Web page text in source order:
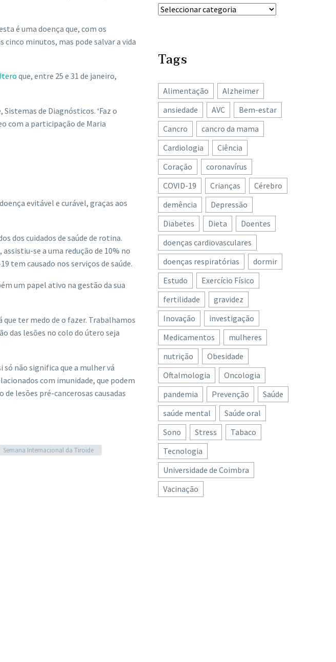
é uma doença que, com os
cinco minutos, mas pode salvar a vida
que, entre 25 e 31 de janeiro,
de Diagnósticos. ‘Faz o
com a participação de Maria
evitável e curável, graças aos
dos cuidados de saúde de rotina.
se a uma redução de 10% no
tem causado nos serviços de saúde.
um papel ativo na gestão da sua
que ter medo de o fazer. Trabalhamos
das lesões no colo do útero seja
só não significa que a mulher vá
com imunidade, que podem
lesões pré-cancerosas causadas
Semana Internacional da Tiroide
Tags
Alimentação
Alzheimer
ansiedade
AVC
Bem-estar
Cancro
cancro da mama
Cardiologia
Ciência
Coração
coronavírus
COVID-19
Crianças
Cérebro
demência
Depressão
Diabetes
Dieta
Doentes
doenças cardiovasculares
doenças respiratórias
dormir
Estudo
Exercício Físico
fertilidade
gravidez
Inovação
investigação
Medicamentos
mulheres
nutrição
Obesidade
Oftalmologia
Oncologia
pandemia
Prevenção
Saúde
saúde mental
Saúde oral
Sono
Stress
Tabaco
Tecnologia
Universidade de Coimbra
Vacinação